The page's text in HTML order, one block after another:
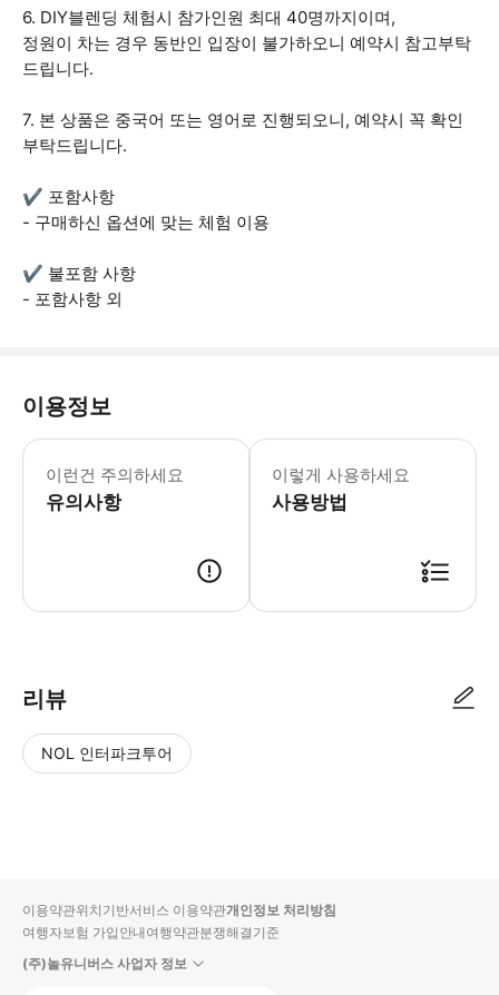
6. DIY블렌딩 체험시 참가인원 최대 40명까지이며,
정원이 차는 경우 동반인 입장이 불가하오니 예약시 참고부탁
드립니다.
7. 본 상품은 중국어 또는 영어로 진행되오니, 예약시 꼭 확인
부탁드립니다.
✔ 포함사항
- 구매하신 옵션에 맞는 체험 이용
✔ 불포함 사항
- 포함사항 외
이용정보
이런건 주의하세요
유의사항
이렇게 사용하세요
사용방법
리뷰
NOL 인터파크투어
입니
다.
순
상
이용약관위치기반서비스 이용약관개인정보 처리방침
여행자보험 가입안내여행약관분쟁해결기준
(주)놀유니버스 사업자 정보